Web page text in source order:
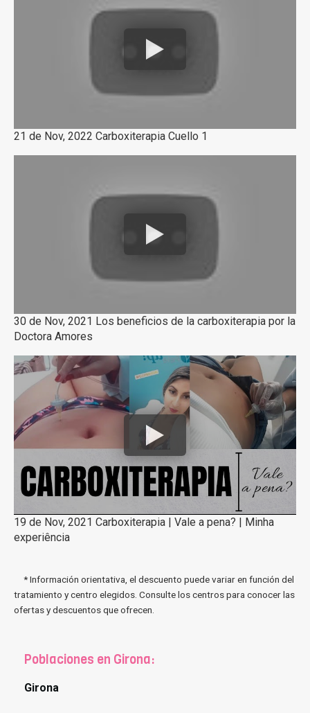
21 de Nov, 2022 Carboxiterapia Cuello 1
30 de Nov, 2021 Los beneficios de la carboxiterapia por la
Doctora Amores
19 de Nov, 2021 Carboxiterapia | Vale a pena? | Minha
experiência
* Información orientativa, el descuento puede variar en función del
tratamiento y centro elegidos. Consulte los centros para conocer las
ofertas y descuentos que ofrecen.
Poblaciones en Girona:
Girona